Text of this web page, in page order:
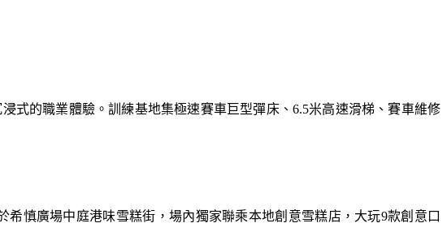
式的職業體驗。訓練基地集極速賽車巨型彈床、6.5米高速滑梯、賽車維修
慎廣場中庭港味雪糕街，場內獨家聯乘本地創意雪糕店，大玩9款創意口